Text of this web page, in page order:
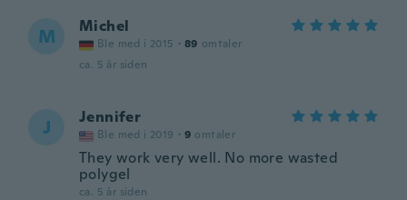
M Michel
Ble med i 2015 · 89 omtaler
ca. 5 år siden
J Jennifer
Ble med i 2019 · 9 omtaler
They work very well. No more wasted
polygel
ca. 5 år siden